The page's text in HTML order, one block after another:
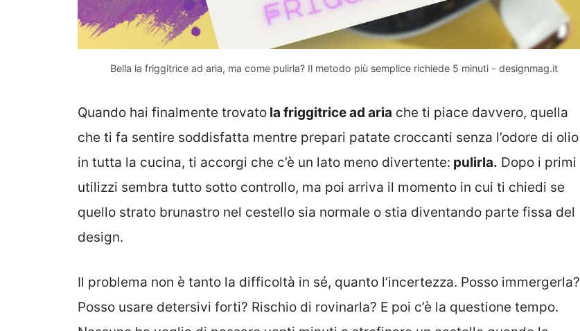
Bella la friggitrice ad aria, ma come pulirla? Il metodo più semplice richiede 5 minuti - designmag.it
Quando hai finalmente trovato la friggitrice ad aria che ti piace davvero, quella
che ti fa sentire soddisfatta mentre prepari patate croccanti senza l’odore di olio
in tutta la cucina, ti accorgi che c’è un lato meno divertente: pulirla. Dopo i primi
utilizzi sembra tutto sotto controllo, ma poi arriva il momento in cui ti chiedi se
quello strato brunastro nel cestello sia normale o stia diventando parte fissa del
design.
Il problema non è tanto la difficoltà in sé, quanto l’incertezza. Posso immergerla?
Posso usare detersivi forti? Rischio di rovinarla? E poi c’è la questione tempo.